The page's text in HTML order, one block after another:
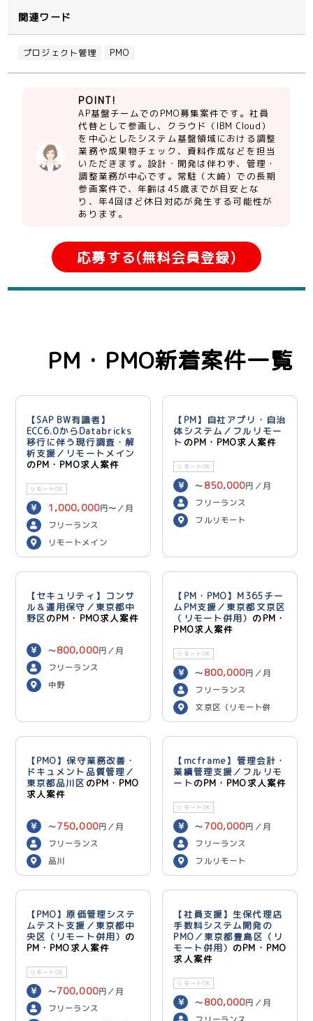
関連ワード
プロジェクト管理 PMO
POINT!
AP基盤チームでのPMO募集案件です。社員
代替として参画し、クラウド（IBM Cloud）
を中心としたシステム基盤領域における調整
業務や成果物チェック、資料作成などを担当
いただきます。設計・開発は伴わず、管理・
調整業務が中心です。常駐（大崎）での長期
参画案件で、年齢は45歳までが目安とな
り、年4回ほど休日対応が発生する可能性が
あります。
応募する(無料会員登録)
PM・PMO新着案件一覧
【SAP BW有識者】
ECC6.0からDatabricks
移行に伴う現行調査・解
析支援／リモートメイン
のPM・PMO求人案件
リモートOK
1,000,000円〜／月
フリーランス
リモートメイン
【PM】自社アプリ・自治
体システム／フルリモー
ト のPM・PMO求人案件
リモートOK
〜 850,000円／月
フリーランス
フルリモート
【セキュリティ】コンサ
ル＆運用保守／東京都中
野区のPM・PMO求人案件
〜800,000円／月
フリーランス
中野
【PM・PMO】M365チー
ムPM支援／東京都文京区
（リモート併用） のPM・
PMO求人案件
リモートOK
〜 800,000円／月
フリーランス
文京区（リモート併
用）
【PMO】保守業務改善・
ドキュメント品質管理／
東京都品川区 のPM・PMO
求人案件
〜750,000円／月
フリーランス
品川
【mcframe】管理会計・
業績管理支援／フルリモ
ートのPM・PMO求人案件
リモートOK
〜 700,000円／月
フリーランス
フルリモート
【PMO】原価管理システ
ムテスト支援／東京都中
央区（リモート併用） の
PM・PMO求人案件
リモートOK
〜700,000円／月
フリーランス
【社員支援】生保代理店
手数料システム開発の
PMO／東京都豊島区（リ
モート併用） のPM・PMO
求人案件
リモートOK
〜 800,000円／月